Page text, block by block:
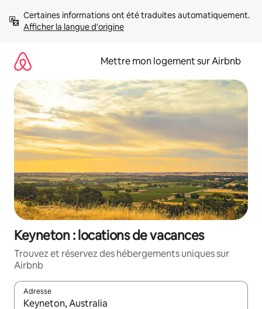
directement
Afficher la langue d'origine
Mettre mon logement sur Airbnb
Keyneton : locations de vacances
Trouvez et réservez des hébergements uniques sur
Airbnb
Adresse
Lorsque les résultats s'affichent, utilisez les flèches vers le